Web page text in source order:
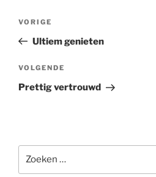
Vorig
bericht
VORIGE
Ultiem genieten
Volgend
bericht
VOLGENDE
Prettig vertrouwd
naar: